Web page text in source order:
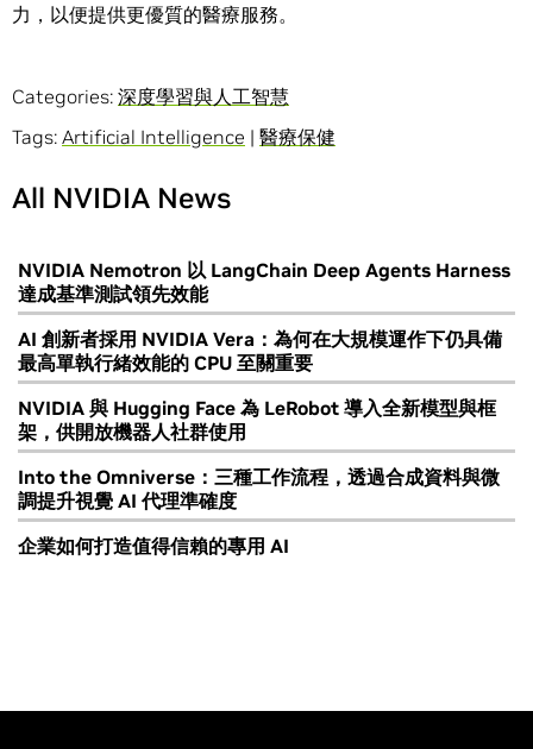
力，以便提供更優質的醫療服務。
Categories: 深度學習與人工智慧
Tags: Artificial Intelligence | 醫療保健
All NVIDIA News
NVIDIA Nemotron 以 LangChain Deep Agents Harness
達成基準測試領先效能
AI 創新者採用 NVIDIA Vera：為何在大規模運作下仍具備
最高單執行緒效能的 CPU 至關重要
NVIDIA 與 Hugging Face 為 LeRobot 導入全新模型與框
架，供開放機器人社群使用
Into the Omniverse：三種工作流程，透過合成資料與微
調提升視覺 AI 代理準確度
企業如何打造值得信賴的專用 AI